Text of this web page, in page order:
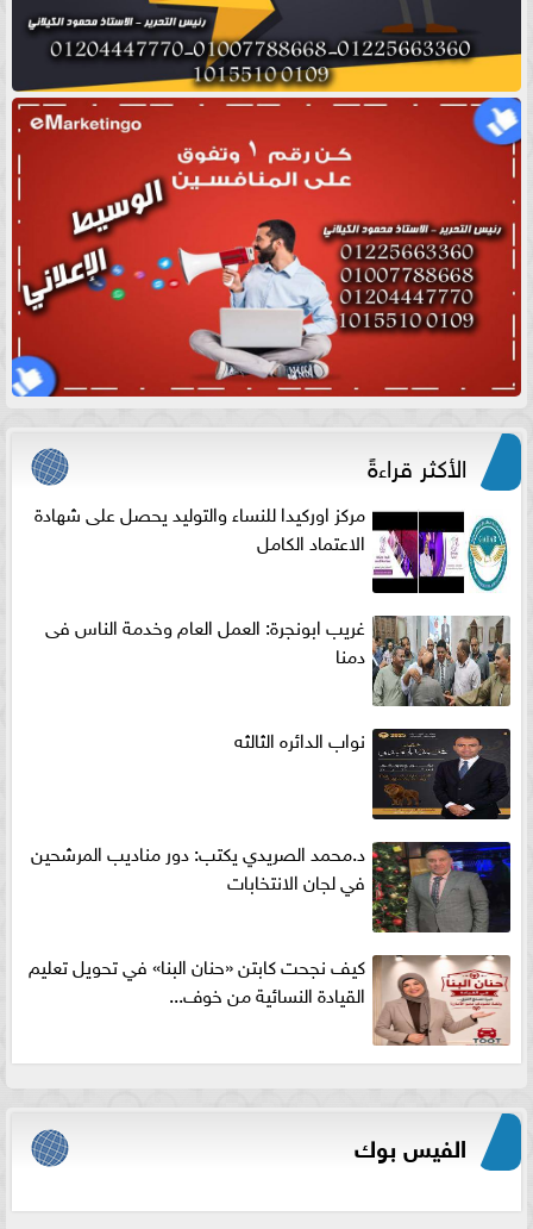
الأكثر قراءةً
مركز اوركيدا للنساء والتوليد يحصل على شهادة
الاعتماد الكامل
غريب ابونجرة: العمل العام وخدمة الناس فى
دمنا
نواب الدائره الثالثه
د.محمد الصريدي يكتب: دور مناديب المرشحين
في لجان الانتخابات
كيف نجحت كابتن «حنان البنا» في تحويل تعليم
القيادة النسائية من خوف...
الفيس بوك